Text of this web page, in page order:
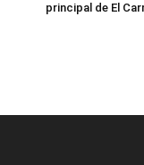
principal de El